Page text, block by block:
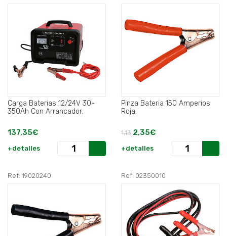
Carga Baterias 12/24V 30-
350Ah Con Arrancador.
137,35€
+detalles
Pinza Bateria 150 Amperios
Roja.
1,13 2,35€
+detalles
Ref: 19020240 Ref: 02350010